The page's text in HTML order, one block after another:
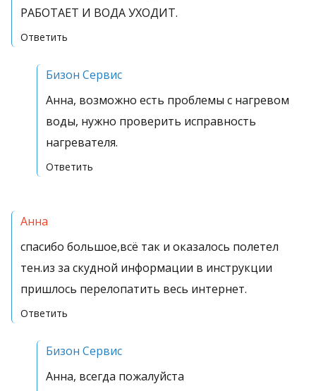
РАБОТАЕТ И ВОДА УХОДИТ.
Ответить
Бизон Сервис
Анна, возможно есть проблемы с нагревом
воды, нужно проверить исправность
нагревателя.
Ответить
Анна
спасибо большое,всё так и оказалось полетел
тен.из за скудной информации в инструкции
пришлось перелопатить весь интернет.
Ответить
Бизон Сервис
Анна, всегда пожалуйста